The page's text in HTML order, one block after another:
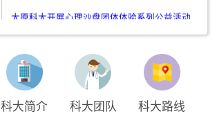
太原科大开展心理沙盘团体体验系列公益活动
科大简介 科大团队 科大路线